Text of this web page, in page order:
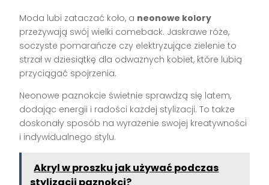
Moda lubi zataczać koło, a neonowe kolory
przeżywają swój wielki comeback. Jaskrawe róże,
soczyste pomarańcze czy elektryzujące zielenie to
strzał w dziesiątkę dla odważnych kobiet, które lubią
przyciągać spojrzenia.
Neonowe paznokcie świetnie sprawdzą się latem,
dodając energii i radości każdej stylizacji. To także
doskonały sposób na wyrażenie swojej kreatywności
i indywidualnego stylu.
Akryl w proszku jak używać podczas
stylizacji paznokci?